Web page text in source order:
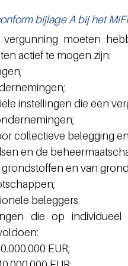
bijlage A bij het
vergunning moeten
actief te mogen zijn:
instellingen die een
collectieve belegging
en de
en van
beleggers.
die op individueel
EUR;